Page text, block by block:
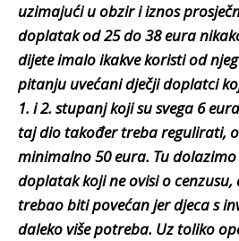
uzimajući u obzir i iznos
doplatak od 25 do 38 eura
dijete imalo ikakve koristi od
pitanju uvećani dječji doplatci
1. i 2. stupanj koji su svega 6
taj dio također treba regulirati,
minimalno 50 eura. Tu
doplatak koji ne ovisi o
trebao biti povećan jer djeca s
daleko više potreba. Uz toliko